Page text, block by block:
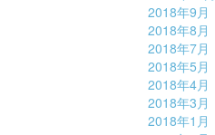
2018年9月
2018年8月
2018年7月
2018年5月
2018年4月
2018年3月
2018年1月